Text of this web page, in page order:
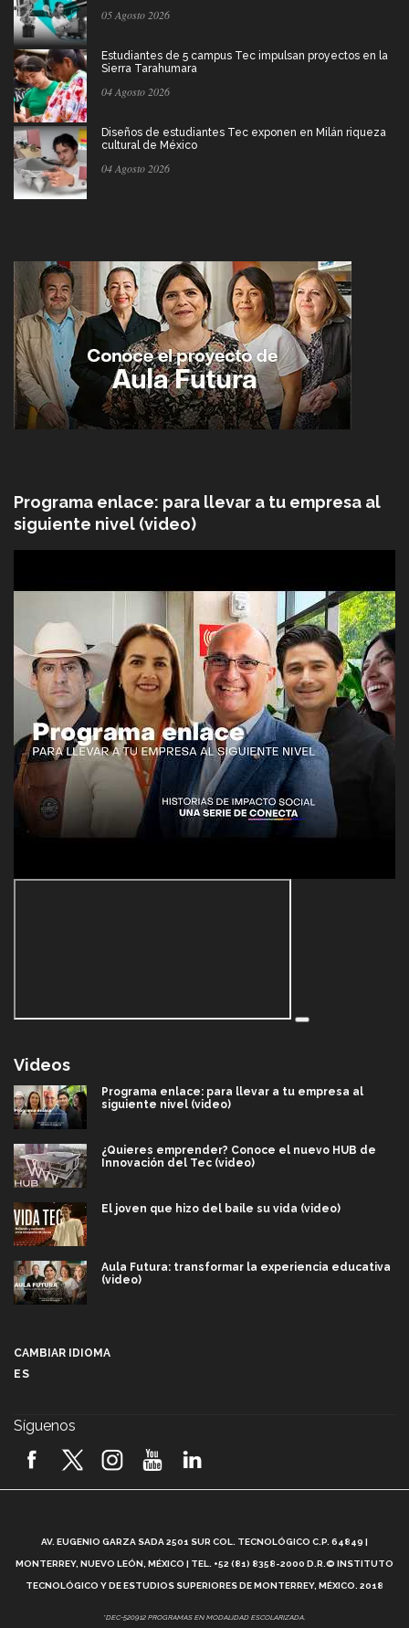
05 Agosto 2026
Estudiantes de 5 campus Tec impulsan proyectos en la
Sierra Tarahumara
04 Agosto 2026
Diseños de estudiantes Tec exponen en Milán riqueza
cultural de México
04 Agosto 2026
Programa enlace: para llevar a tu empresa al
siguiente nivel (video)
Videos
Programa enlace: para llevar a tu empresa al
siguiente nivel (video)
¿Quieres emprender? Conoce el nuevo HUB de
Innovación del Tec (video)
El joven que hizo del baile su vida (video)
Aula Futura: transformar la experiencia educativa
(video)
2026! (video)
¿Cómo es el Modelo Educativo Tec? (video)
Vida Tec: Feminismo e Inteligencia Artificial, Paola
CAMBIAR IDIOMA
ES
Síguenos
AV. EUGENIO GARZA SADA 2501 SUR COL. TECNOLÓGICO C.P. 64849 |
MONTERREY, NUEVO LEÓN, MÉXICO | TEL. +52 (81) 8358-2000 D.R.© INSTITUTO
TECNOLÓGICO Y DE ESTUDIOS SUPERIORES DE MONTERREY, MÉXICO. 2018
*DEC-520912 PROGRAMAS EN MODALIDAD ESCOLARIZADA.